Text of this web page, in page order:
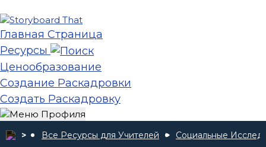
Главная Страница
Ресурсы
Ценообразование
Создание Раскадровки
Создать Раскадровку
Все Ресурсы для Учителей Социальные